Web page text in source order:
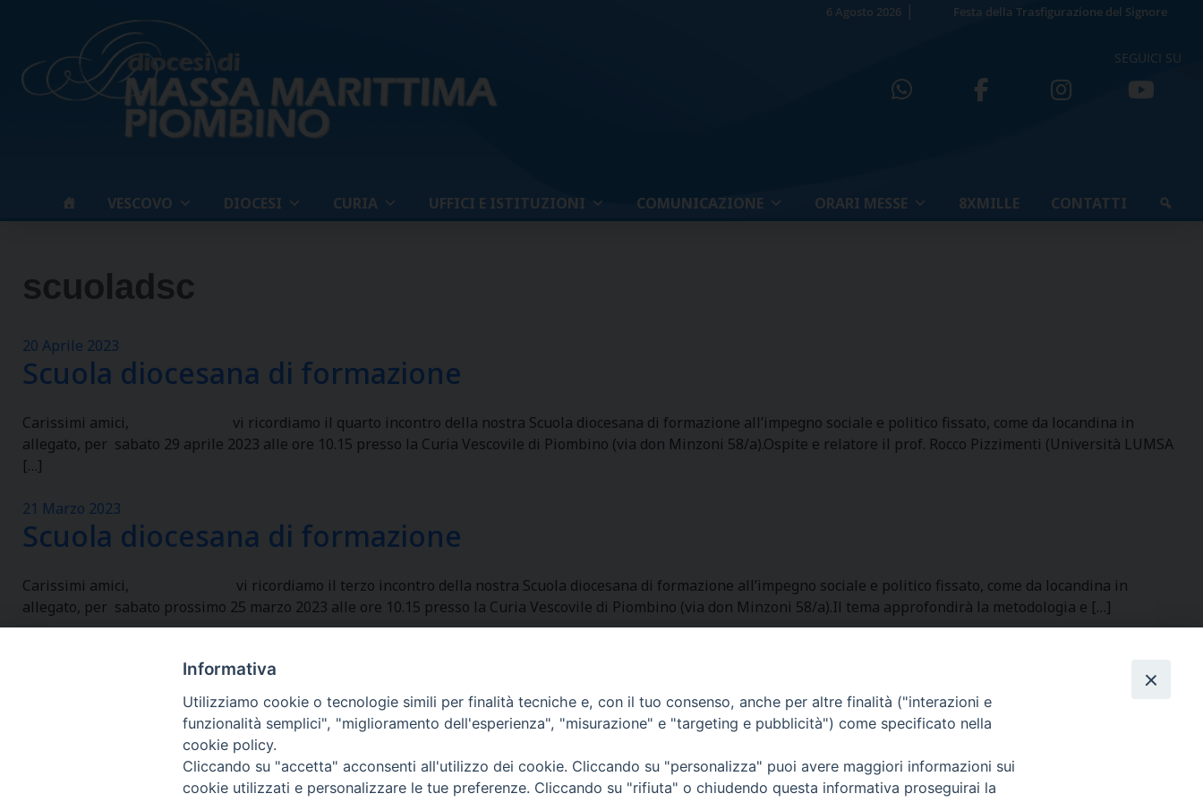
6 Agosto 2026 Festa della Trasfigurazione del Signore
SEGUICI SU
VESCOVO DIOCESI CURIA UFFICI E ISTITUZIONI COMUNICAZIONE ORARI MESSE 8XMILLE CONTATTI
scuoladsc
20 Aprile 2023
Scuola diocesana di formazione
Carissimi amici, vi ricordiamo il quarto incontro della nostra Scuola diocesana di formazione all’impegno sociale e politico fissato, come da locandina in
allegato, per sabato 29 aprile 2023 alle ore 10.15 presso la Curia Vescovile di Piombino (via don Minzoni 58/a).Ospite e relatore il prof. Rocco Pizzimenti (Università LUMSA
[…]
21 Marzo 2023
Scuola diocesana di formazione
Carissimi amici, vi ricordiamo il terzo incontro della nostra Scuola diocesana di formazione all’impegno sociale e politico fissato, come da locandina in
allegato, per sabato prossimo 25 marzo 2023 alle ore 10.15 presso la Curia Vescovile di Piombino (via don Minzoni 58/a).Il tema approfondirà la metodologia e […]
Curia Massa Marittima:
P.zza Garibaldi 1 Tel: 0566 902039
Curia Piombino:
Via Don Minzoni,58/A Tel e Fax: 0565 32036
SEGUICI SU
Informativa
Utilizziamo cookie o tecnologie simili per finalità tecniche e, con il tuo consenso, anche per altre finalità ("interazioni e
funzionalità semplici", "miglioramento dell'esperienza", "misurazione" e "targeting e pubblicità") come specificato nella
cookie policy.
Cliccando su "accetta" acconsenti all'utilizzo dei cookie. Cliccando su "personalizza" puoi avere maggiori informazioni sui
cookie utilizzati e personalizzare le tue preferenze. Cliccando su "rifiuta" o chiudendo questa informativa proseguirai la